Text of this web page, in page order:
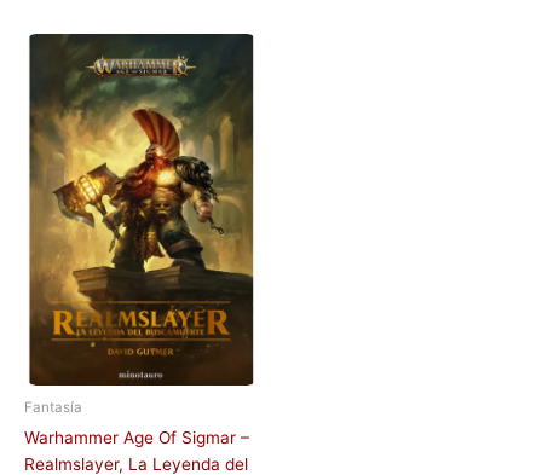
Fantasía
Warhammer Age Of Sigmar –
Realmslayer, La Leyenda del